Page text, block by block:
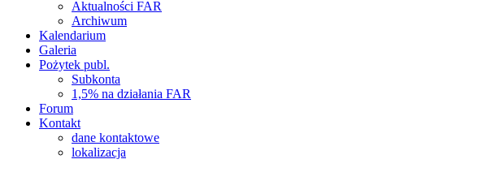
Aktualności FAR
Archiwum
Kalendarium
Galeria
Pożytek publ.
Subkonta
1,5% na działania FAR
Forum
Kontakt
dane kontaktowe
lokalizacja